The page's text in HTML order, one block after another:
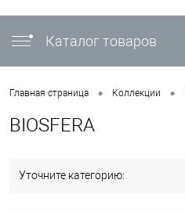
Каталог товаров
Главная страница • Коллекции •
BIOSFERA
Уточните категорию: